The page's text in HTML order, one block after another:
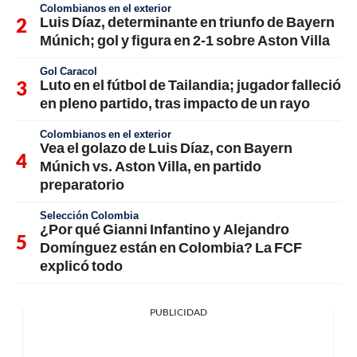
Colombianos en el exterior
Luis Díaz, determinante en triunfo de Bayern
Múnich; gol y figura en 2-1 sobre Aston Villa
Gol Caracol
Luto en el fútbol de Tailandia; jugador falleció
en pleno partido, tras impacto de un rayo
Colombianos en el exterior
Vea el golazo de Luis Díaz, con Bayern
Múnich vs. Aston Villa, en partido
preparatorio
Selección Colombia
¿Por qué Gianni Infantino y Alejandro
Domínguez están en Colombia? La FCF
explicó todo
PUBLICIDAD